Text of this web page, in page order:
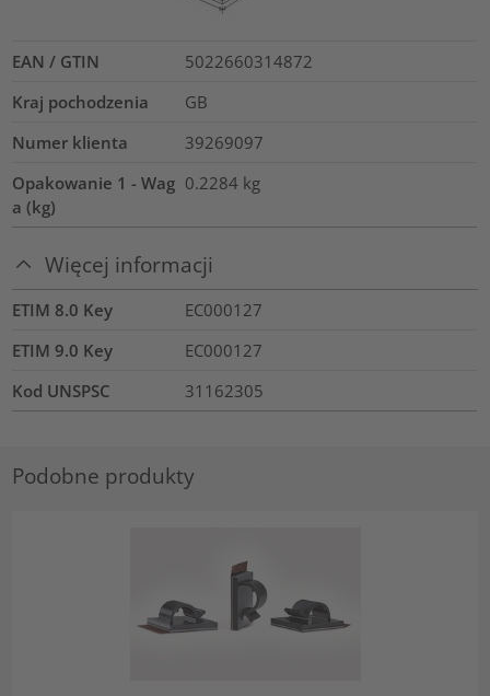
EAN / GTIN
5022660314872
Kraj pochodzenia
GB
Numer klienta
39269097
Opakowanie 1 - Wag
a (kg)
0.2284 kg
Więcej informacji
ETIM 8.0 Key
EC000127
ETIM 9.0 Key
EC000127
Kod UNSPSC
31162305
Podobne produkty